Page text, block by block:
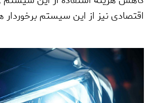
اقتصادی نیز از این سیستم